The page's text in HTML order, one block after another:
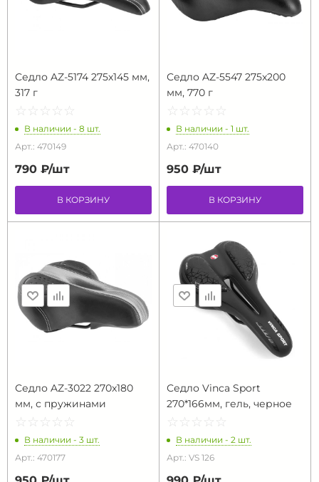
Седло AZ-5174 275х145 мм,
317 г
☆ ☆ ☆ ☆ ☆
★ ★ ★ ★ ★
В наличии - 8 шт.
Арт.: 470149
790 ₽/шт
В КОРЗИНУ
Седло AZ-5547 275x200
мм, 770 г
☆ ☆ ☆ ☆ ☆
★ ★ ★ ★ ★
В наличии - 1 шт.
Арт.: 470140
950 ₽/шт
В КОРЗИНУ
Седло AZ-3022 270x180
мм, с пружинами
☆ ☆ ☆ ☆ ☆
★ ★ ★ ★ ★
В наличии - 3 шт.
Арт.: 470177
Седло Vinca Sport
270*166мм, гель, черное
☆ ☆ ☆ ☆ ☆
★ ★ ★ ★ ★
В наличии - 2 шт.
Арт.: VS 126